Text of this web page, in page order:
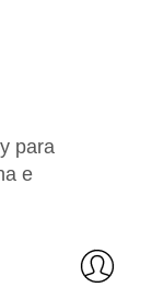
para
e